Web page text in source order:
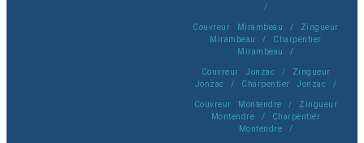
/
Couvreur Mirambeau / Zingueur
Mirambeau / Charpentier
Mirambeau /
Couvreur Jonzac / Zingueur
Jonzac / Charpentier Jonzac /
Couvreur Montendre / Zingueur
Montendre / Charpentier
Montendre /